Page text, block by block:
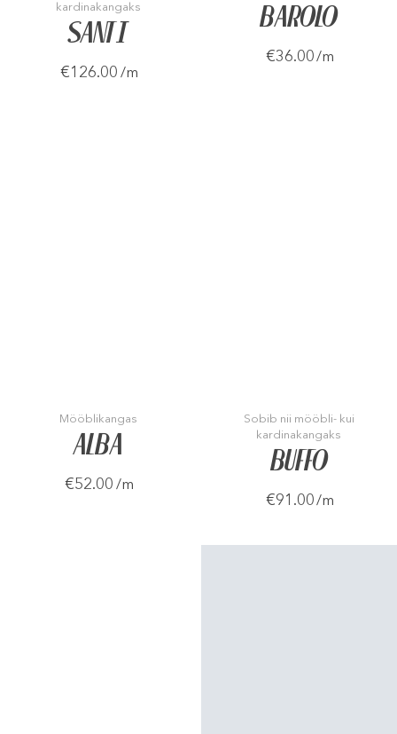
kardinakangaks
SANTI
€126.00 /m
BAROLO
€36.00/m
Mööblikangas
ALBA
€52.00 /m
Sobib nii mööbli- kui
kardinakangaks
BUFFO
€91.00/m